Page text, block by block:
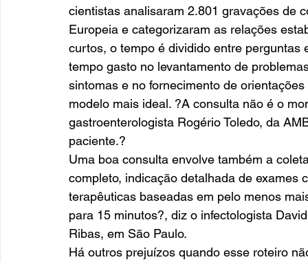
cientistas analisaram 2.801 gravações de
Europeia e categorizaram as relações
curtos, o tempo é dividido entre
tempo gasto no levantamento de
sintomas e no fornecimento de
modelo mais ideal. ?A consulta não é o
gastroenterologista Rogério Toledo, da
paciente.?
Uma boa consulta envolve também a
completo, indicação detalhada de
terapêuticas baseadas em pelo menos
para 15 minutos?, diz o infectologista
Ribas, em São Paulo.
Há outros prejuízos quando esse roteiro